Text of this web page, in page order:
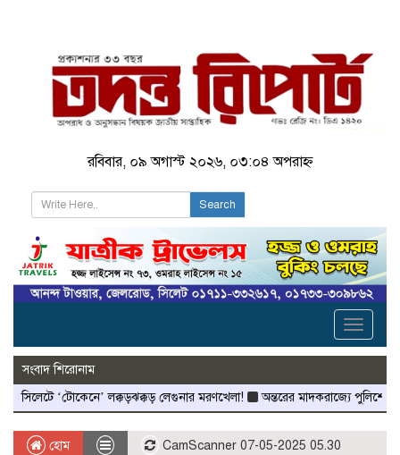
রবিবার, ০৯ অগাস্ট ২০২৬, ০৩:০৪ অপরাহ্ন
Search
Toggle
সংবাদ শিরোনাম
সিলেটে ‘টোকেনে’ লক্কড়ঝক্কড় লেগুনার মরণখেলা!
অন্তরের মাদকরাজ্যে পুলিশের
হোম CamScanner 07-05-2025 05.30